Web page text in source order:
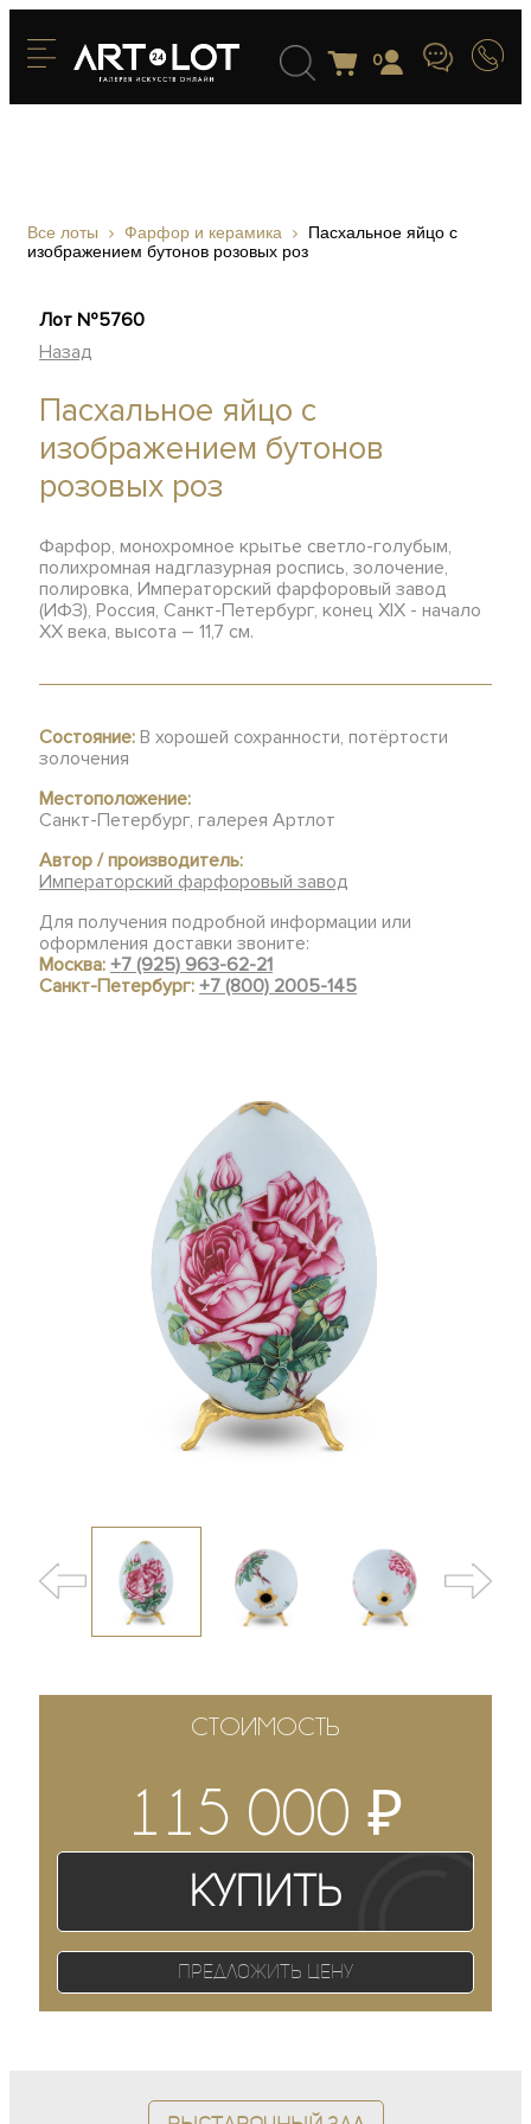
0
Все лоты Фарфор и керамика
Пасхальное яйцо с
изображением бутонов розовых роз
Лот №5760
Назад
Пасхальное яйцо с
изображением бутонов
розовых роз
Фарфор, монохромное крытье светло-голубым,
полихромная надглазурная роспись, золочение,
полировка, Императорский фарфоровый завод
(ИФЗ), Россия, Санкт-Петербург, конец XIX - начало
ХХ века, высота – 11,7 см.
Состояние: В хорошей сохранности, потёртости
золочения
Местоположение:
Санкт-Петербург, галерея Артлот
Автор / производитель:
Императорский фарфоровый завод
Для получения подробной информации или
оформления доставки звоните:
Москва:+7 (925) 963-62-21
Санкт-Петербург:+7 (800) 2005-145
СТОИМОСТЬ
115 000 ₽
Купить
Предложить цену